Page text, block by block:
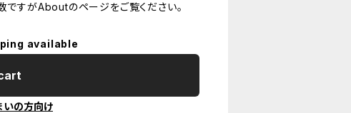
ですがAboutのページをご覧ください。
available
いの方向け